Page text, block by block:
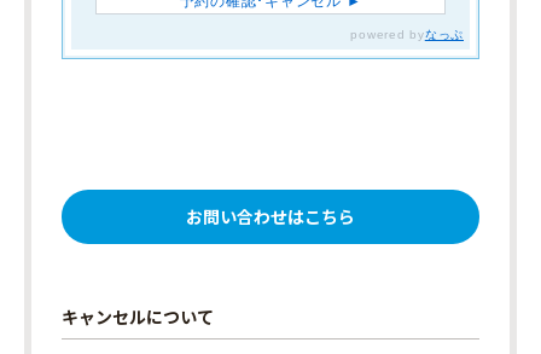
お問い合わせはこちら
キャンセルについて